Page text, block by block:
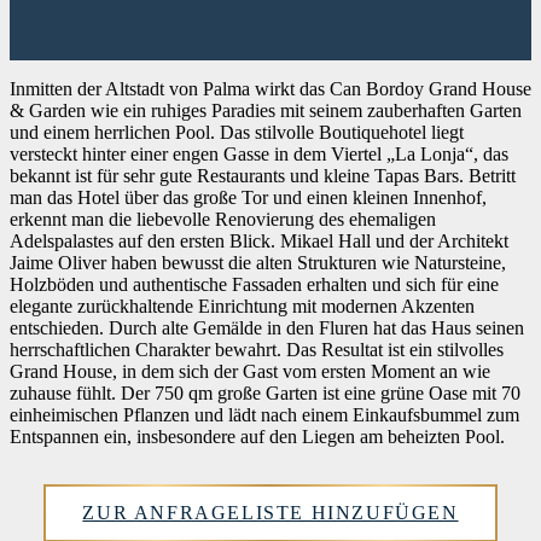
Inmitten der Altstadt von Palma wirkt das Can Bordoy Grand House
& Garden wie ein ruhiges Paradies mit seinem zauberhaften Garten
und einem herrlichen Pool. Das stilvolle Boutiquehotel liegt
versteckt hinter einer engen Gasse in dem Viertel „La Lonja“, das
bekannt ist für sehr gute Restaurants und kleine Tapas Bars. Betritt
man das Hotel über das große Tor und einen kleinen Innenhof,
erkennt man die liebevolle Renovierung des ehemaligen
Adelspalastes auf den ersten Blick. Mikael Hall und der Architekt
Jaime Oliver haben bewusst die alten Strukturen wie Natursteine,
Holzböden und authentische Fassaden erhalten und sich für eine
elegante zurückhaltende Einrichtung mit modernen Akzenten
entschieden. Durch alte Gemälde in den Fluren hat das Haus seinen
herrschaftlichen Charakter bewahrt. Das Resultat ist ein stilvolles
Grand House, in dem sich der Gast vom ersten Moment an wie
zuhause fühlt. Der 750 qm große Garten ist eine grüne Oase mit 70
einheimischen Pflanzen und lädt nach einem Einkaufsbummel zum
Entspannen ein, insbesondere auf den Liegen am beheizten Pool.
ZUR ANFRAGELISTE HINZUFÜGEN